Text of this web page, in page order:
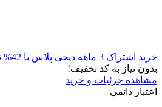
خرید اشتراک 3 ماهه دیجی پلاس با 42% تخفیف
بدون نیاز به کد تخفیف!
مشاهده جزئیات و خرید
اعتبار دائمی